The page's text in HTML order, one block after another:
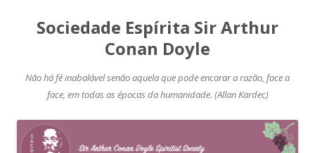
Sociedade Espírita Sir Arthur
Conan Doyle
Não há fé inabalável senão aquela que pode encarar a razão, face a
face, em todas as épocas da humanidade. (Allan Kardec)